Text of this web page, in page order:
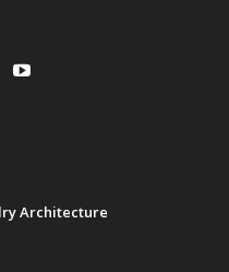
Architecture